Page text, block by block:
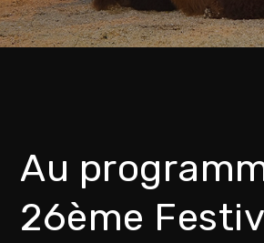
Au
26ème